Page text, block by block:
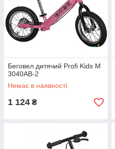
Беговел дитячий Profi Kids M
3040AB-2
Немає в наявності
1 124 ₴